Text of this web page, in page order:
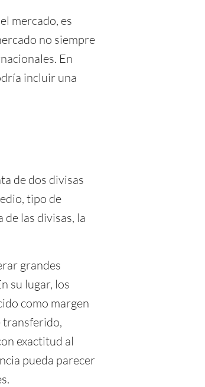
mercado, es
no siempre
En
incluir una
de dos divisas
tipo de
las divisas, la
grandes
su lugar, los
como margen
transferido,
exactitud al
pueda parecer